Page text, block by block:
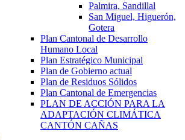
Palmira, Sandillal
San Miguel, Higuerón,
Gotera
Plan Cantonal de Desarrollo
Humano Local
Plan Estratégico Municipal
Plan de Gobierno actual
Plan de Residuos Sólidos
Plan Cantonal de Emergencias
PLAN DE ACCIÓN PARA LA
ADAPTACIÓN CLIMÁTICA
CANTÓN CAÑAS